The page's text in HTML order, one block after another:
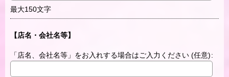
最大150文字
【店名・会社名等】
「店名、会社名等」をお入れする場合はご入力ください (任意):